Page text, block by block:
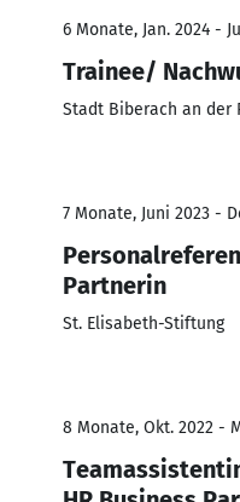
6 Monate, Jan. 2024 -
Trainee/
Stadt Biberach an der
7 Monate, Juni 2023 -
Partnerin
St. Elisabeth-Stiftung
8 Monate, Okt. 2022 -